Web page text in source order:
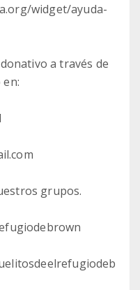
widget/ayuda-
a través de
grupos.